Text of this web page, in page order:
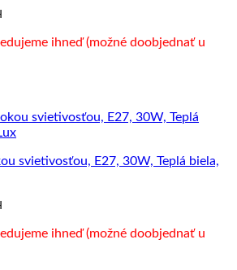
ihneď (možné doobjednať u
svietivosťou, E27, 30W, Teplá biela,
ihneď (možné doobjednať u